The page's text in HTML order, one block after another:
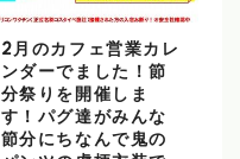
2月のカフェ営業カレ
ンダーでました！節
分祭りを開催しま
す！パグ達がみんな
節分にちなんで鬼の